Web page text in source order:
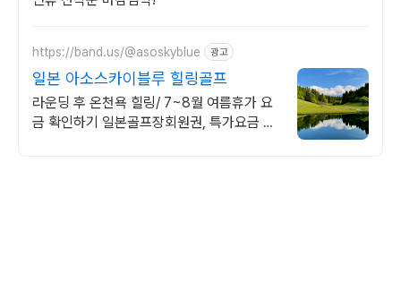
https://band.us/@asoskyblue 광고
일본 아소스카이블루 힐링골프
라운딩 후 온천욕 힐링/ 7~8월 여름휴가 요
금 확인하기 일본골프장회원권, 특가요금 확